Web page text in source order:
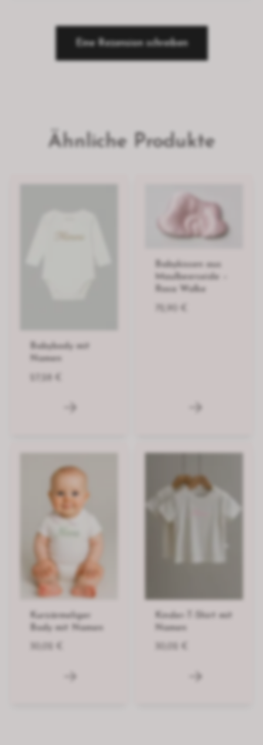
Eine Rezension schreiben
Ähnliche Produkte
Babybody mit
Namen
Babykissen aus
Maulbeerseide –
Rosa Wolke
Kurzärmeliger
Body mit Namen
Kinder-T-Shirt mit
Namen